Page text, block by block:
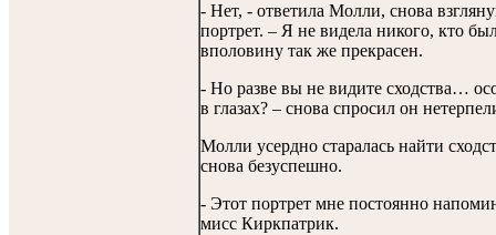
- Нет, - ответила Молли, снова
портрет. – Я не видела никого, кто
вполовину так же прекрасен.
- Но разве вы не видите сходства…
в глазах? – снова спросил он
Молли усердно старалась найти
снова безуспешно.
- Этот портрет мне постоянно
мисс Киркпатрик.